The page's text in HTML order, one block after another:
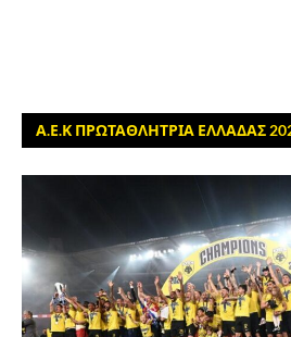
Α.Ε.Κ ΠΡΩΤΑΘΛΗΤΡΙΑ ΕΛΛΑΔΑΣ